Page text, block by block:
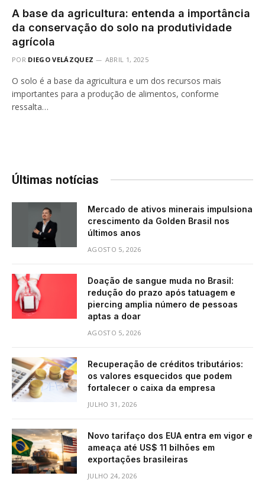
A base da agricultura: entenda a importância
da conservação do solo na produtividade
agrícola
POR DIEGO VELÁZQUEZ ABRIL 1, 2025
O solo é a base da agricultura e um dos recursos mais
importantes para a produção de alimentos, conforme
ressalta…
Últimas notícias
Mercado de ativos minerais impulsiona
crescimento da Golden Brasil nos
últimos anos
AGOSTO 5, 2026
Doação de sangue muda no Brasil:
redução do prazo após tatuagem e
piercing amplia número de pessoas
aptas a doar
AGOSTO 5, 2026
Recuperação de créditos tributários:
os valores esquecidos que podem
fortalecer o caixa da empresa
JULHO 31, 2026
Novo tarifaço dos EUA entra em vigor e
ameaça até US$ 11 bilhões em
exportações brasileiras
JULHO 24, 2026